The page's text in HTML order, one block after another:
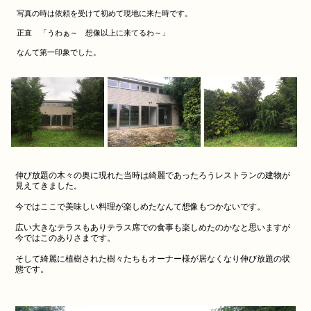
写真の時は依頼を受けて初めて現地に来た時です。
正直 「うわぁ～ 想像以上に来てるわ～」
なんて第一印象でした。
伸び放題の木々の奥に現れた当時は綺麗であったろうレストランの建物が
見えてきました。
今ではここで美味しい料理が楽しめたなんて想像もつかないです。
広い大きなテラスもありテラス席での食事も楽しめたのかなと思いますが
今ではこのありさまです。
そして綺麗に植樹された樹々たちもオーナー様が居なくなり伸び放題の状
態です。